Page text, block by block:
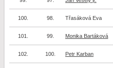
100. 98. Třasáková Eva
101. 99. Monika Bartáková
102. 100. Petr Karban